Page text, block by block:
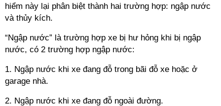
hiểm này lại phân biệt thành hai trường hợp: ngập nước
và thủy kích.
“Ngập nước” là trường hợp xe bị hư hỏng khi bị ngập
nước, có 2 trường hợp ngập nước:
1. Ngập nước khi xe đang đỗ trong bãi đỗ xe hoặc ở
garage nhà.
2. Ngập nước khi xe đang đỗ ngoài đường.